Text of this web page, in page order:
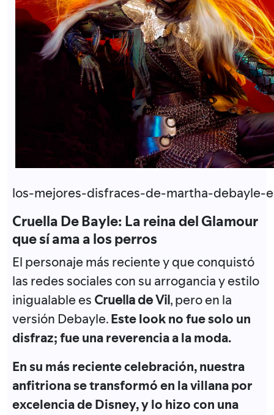
los-mejores-disfraces-de-martha-debayle-
Cruella De Bayle: La reina del Glamour
que sí ama a los perros
El personaje más reciente y que conquistó
las redes sociales con su arrogancia y estilo
inigualable es Cruella de Vil, pero en la
versión Debayle.Este look no fue solo un
disfraz; fue una reverencia a la moda.
En su más reciente celebración, nuestra
anfitriona se transformó en la villana por
excelencia de Disney, y lo hizo con una